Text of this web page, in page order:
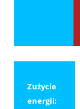
Zużycie
energii: